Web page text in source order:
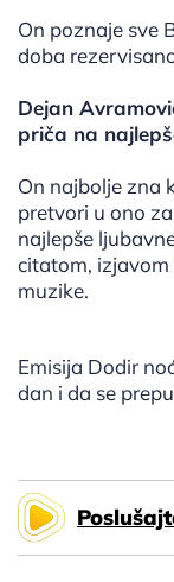
On poznaje sve
doba
Dejan
priča na
On najbolje zna
pretvori u ono
najlepše
citatom, izjavom
muzike.
Emisija Dodir
dan i da se